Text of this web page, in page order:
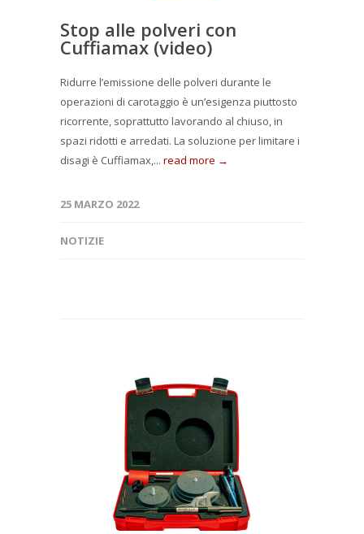
Stop alle polveri con
Cuffiamax (video)
Ridurre l’emissione delle polveri durante le
operazioni di carotaggio è un’esigenza piuttosto
ricorrente, soprattutto lavorando al chiuso, in
spazi ridotti e arredati. La soluzione per limitare i
disagi è Cuffiamax,... read more →
25 MARZO 2022
NOTIZIE